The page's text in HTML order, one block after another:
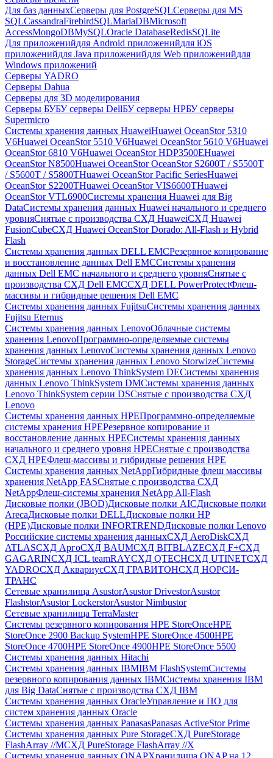
Для баз данныхСерверы для PostgreSQLСерверы для MS
SQLCassandraFirebirdSQLMariaDBMicrosoft
AccessMongoDBMySQLOracle DatabaseRedisSQLite
Для приложенийдля Android приложенийдля iOS
приложенийдля Java приложенийдля Web приложенийдля
Windows приложений
Серверы YADRO
Серверы Dahua
Серверы для 3D моделирования
Серверы БУБУ серверы DellБУ серверы HPБУ серверы
Supermicro
Системы хранения данных HuaweiHuawei OceanStor 5310
V6Huawei OceanStor 5510 V6Huawei OceanStor 5610 V6Huawei
OceanStor 6810 V6Huawei OceanStor HDP3500EHuawei
OceanStor N8500Huawei OceanStor OceanStor S2600T / S5500T
/ S5600T / S5800THuawei OceanStor Pacific SeriesHuawei
OceanStor S2200THuawei OceanStor VIS6600THuawei
OceanStor VTL6900Системы хранения Huawei для Big
DataСистемы хранения данных Huawei начального и среднего
уровняСнятые с производства СХД HuaweiСХД Huawei
FusionCubeСХД Huawei OceanStor Dorado: All-Flash и Hybrid
Flash
Системы хранения данных DELL EMCРезервное копирование
и восстановление данных Dell EMCСистемы хранения
данных Dell EMC начального и среднего уровняСнятые с
производства СХД Dell EMCСХД DELL PowerProtectФлеш-
массивы и гибридные решения Dell EMC
Системы хранения данных FujitsuСистемы хранения данных
Fujitsu Eternus
Системы хранения данных LenovoОблачные системы
хранения LenovoПрограммно-определяемые системы
хранения данных LenovoСистемы хранения данных Lenovo
StorageСистемы хранения данных Lenovo StorwizeСистемы
хранения данных Lenovo ThinkSystem DEСистемы хранения
данных Lenovo ThinkSystem DMСистемы хранения данных
Lenovo ThinkSystem серии DSСнятые с производства СХД
Lenovo
Системы хранения данных HPEПрограммно-определяемые
системы хранения HPEРезервное копирование и
восстановление данных HPEСистемы хранения данных
начального и среднего уровня HPEСнятые с производства
СХД HPEФлеш-массивы и гибридные решения HPE
Cистемы хранения данных NetAppГибридные флеш массивы
хранения NetApp FASСнятые с производства СХД
NetAppФлеш-системы хранения NetApp All-Flash
Дисковые полки (JBOD)Дисковые полки AICДисковые полки
ArecaДисковые полки DELLДисковые полки HP
(HPE)Дисковые полки INFORTRENDДисковые полки Lenovo
Российские системы хранения данныхСХД AeroDiskСХД
ATLASСХД AргоСХД BAUMСХД BITBLAZEСХД F+СХД
GAGARINСХД ICL teamRAYСХД QTECHСХД UTINETСХД
YADROСХД АквариусСХД ГРАВИТОНСХД НОРСИ-
ТРАНС
Сетевые хранилища AsustorAsustor DrivestorAsustor
FlashstorAsustor LockerstorAsustor Nimbustor
Сетевые хранилища TerraMaster
Системы резервного копирования HPE StoreOnceHPE
StoreOnce 2900 Backup SystemHPE StoreOnce 4500HPE
StoreOnce 4700HPE StoreOnce 4900HPE StoreOnce 5500
Системы хранения данных Hitachi
Системы хранения данных IBMIBM FlashSystemСистемы
резервного копирования данных IBMСистемы хранения IBM
для Big DataСнятые с производства СХД IBM
Системы хранения данных OracleУправление и ПО для
систем хранения данных Oracle
Системы хранения данных PanasasPanasas ActiveStor Prime
Системы хранения данных Pure StorageСХД PureStorage
FlashArray //MСХД PureStorage FlashArray //X
Системы хранения данных QNAPХранилища QNAP на 12